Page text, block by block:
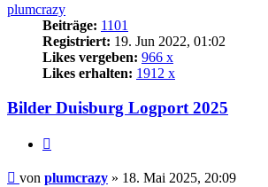
plumcrazy
Beiträge: 1101
Registriert: 19. Jun 2022, 01:02
Likes vergeben: 966 x
Likes erhalten: 1912 x
Bilder Duisburg Logport 2025
Beitrag
von plumcrazy » 18. Mai 2025, 20:09